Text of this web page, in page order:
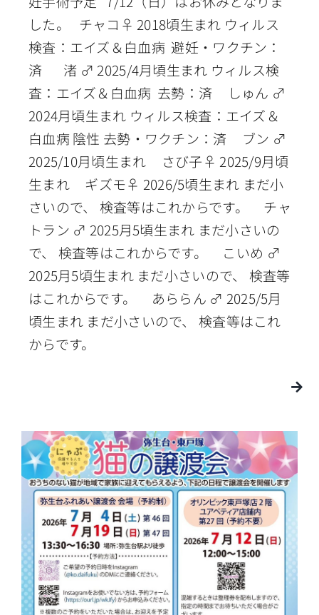
した。 チャコ♀ 2018頃生まれ ウィルス
検査：エイズ＆白血病 避妊・ワクチン：
済 渚 ♂ 2025/4月頃生まれ ウィルス検
査：エイズ＆白血病 去勢：済 しゅん ♂
2024月頃生まれ ウィルス検査：エイズ＆
白血病 陰性 去勢・ワクチン：済 ブン ♂
2025/10月頃生まれ さび子♀ 2025/9月頃
生まれ ギズモ♀ 2026/5頃生まれ まだ小
さいので、 検査等はこれからです。 チャ
トラン ♂ 2025月5頃生まれ まだ小さいの
で、 検査等はこれからです。 こいめ ♂
2025月5頃生まれ まだ小さいので、 検査等
はこれからです。 あららん ♂ 2025/5月
頃生まれ まだ小さいので、 検査等はこれ
からです。